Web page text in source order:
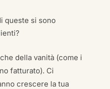
queste si sono
della vanità (come i
fatturato). Ci
crescere la tua